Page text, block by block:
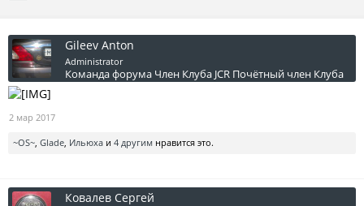
Gileev Anton
Administrator
Команда форума Член Клуба JCR Почётный член Клуба
2 мар 2017
~OS~, Glade, Ильюха и 4 другим нравится это.
Ковалев Сергей